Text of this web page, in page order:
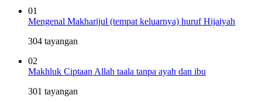
01
Mengenal Makharijul (tempat keluarnya) huruf Hijaiyah
304 tayangan
02
Makhluk Ciptaan Allah taala tanpa ayah dan ibu
301 tayangan